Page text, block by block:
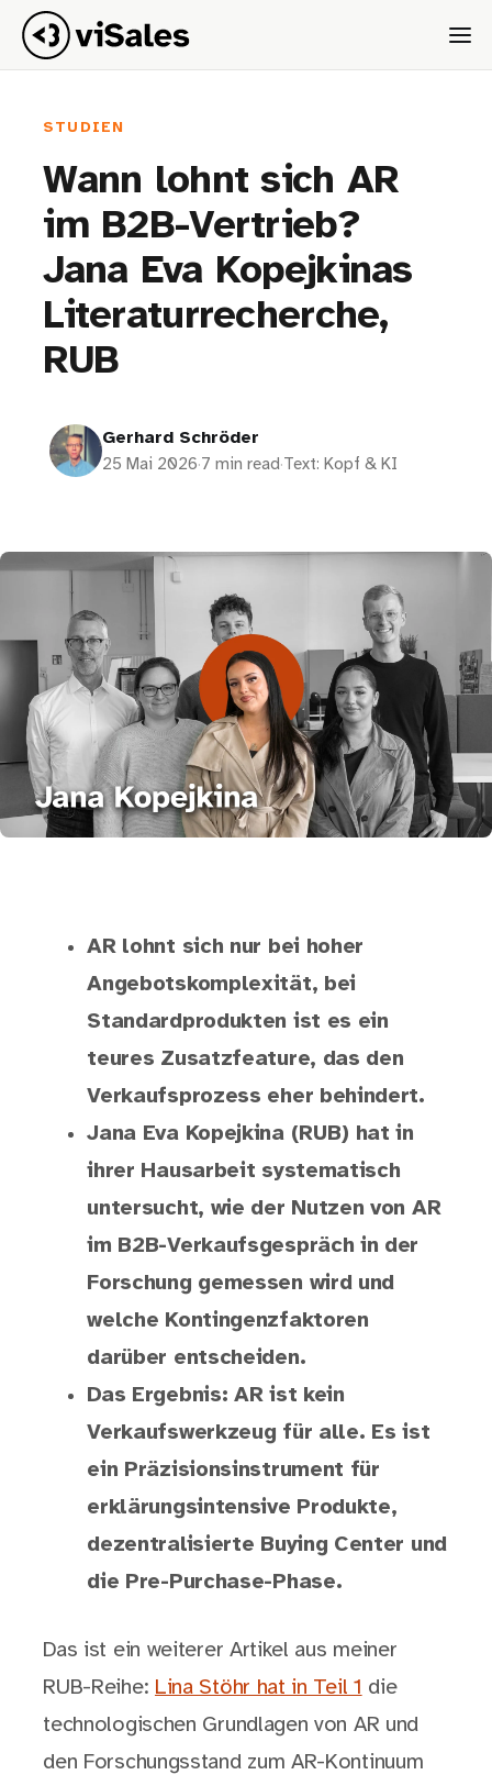
STUDIEN
Wann lohnt sich AR
im B2B-Vertrieb?
Jana Eva Kopejkinas
Literaturrecherche,
RUB
Gerhard Schröder
25 Mai 2026·7 min read·Text: Kopf & KI
AR lohnt sich nur bei hoher
Angebotskomplexität, bei
Standardprodukten ist es ein
teures Zusatzfeature, das den
Verkaufsprozess eher behindert.
Jana Eva Kopejkina (RUB) hat in
ihrer Hausarbeit systematisch
untersucht, wie der Nutzen von AR
im B2B-Verkaufsgespräch in der
Forschung gemessen wird und
welche Kontingenzfaktoren
darüber entscheiden.
Das Ergebnis: AR ist kein
Verkaufswerkzeug für alle. Es ist
ein Präzisionsinstrument für
erklärungsintensive Produkte,
dezentralisierte Buying Center und
die Pre-Purchase-Phase.
Das ist ein weiterer Artikel aus meiner
RUB-Reihe: Lina Stöhr hat in Teil 1 die
technologischen Grundlagen von AR und
den Forschungsstand zum AR-Kontinuum